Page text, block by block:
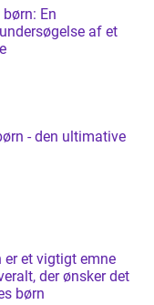
En
af et
- den ultimative
et vigtigt emne
der ønsker det
børn